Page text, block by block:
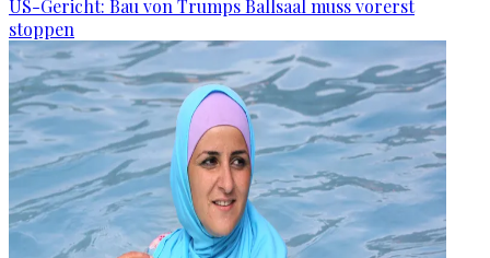
US-Gericht: Bau von Trumps Ballsaal muss vorerst
stoppen